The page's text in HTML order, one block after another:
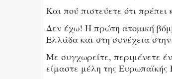
Και πού πιστεύετε ότι
Δεν έχω! Η πρώτη ατομική
Ελλάδα και στη συνέχεια
Με συγχωρείτε, περιμένετε
είμαστε μέλη της